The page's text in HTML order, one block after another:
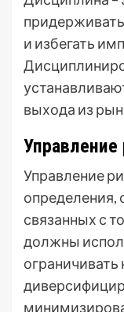
и избегать
выхода из
Управление
определения,
связанных с
должны
ограничивать